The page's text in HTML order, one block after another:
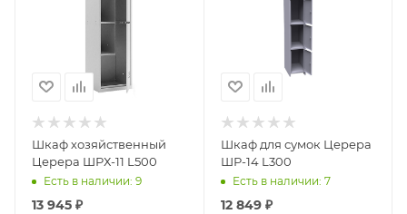
Шкаф хозяйственный
Церера ШРХ-11 L500
Есть в наличии: 9
13 945 ₽
Шкаф для сумок Церера
ШР-14 L300
Есть в наличии: 7
12 849₽